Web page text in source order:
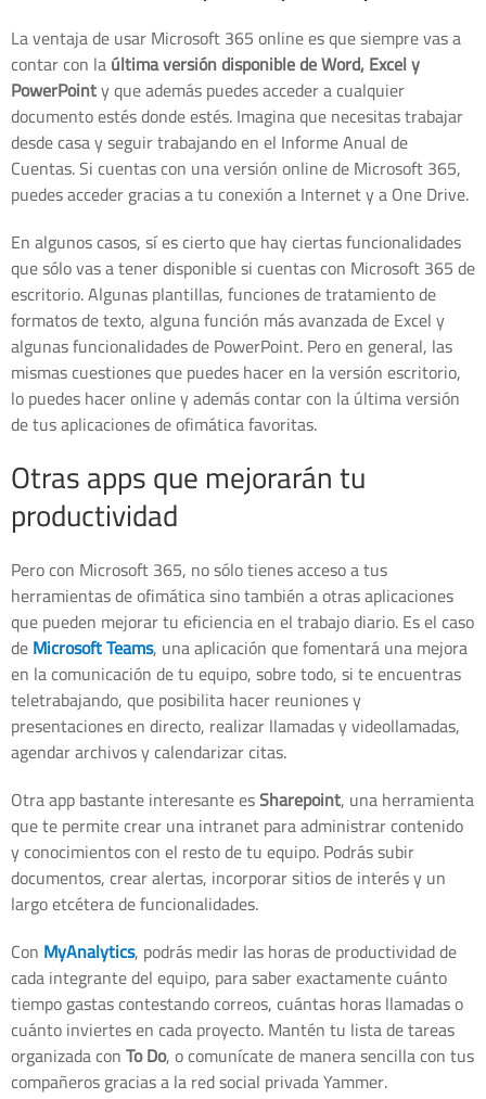
La ventaja de usar Microsoft 365 online es que siempre vas a
contar con laúltima versión disponible de Word, Excel y
PowerPointy que además puedes acceder a cualquier
documento estés donde estés. Imagina que necesitas trabajar
desde casa y seguir trabajando en el Informe Anual de
Cuentas. Si cuentas con una versión online de Microsoft 365,
puedes acceder gracias a tu conexión a Internet y a One Drive.
En algunos casos, sí es cierto que hay ciertas funcionalidades
que sólo vas a tener disponible si cuentas con Microsoft 365 de
escritorio. Algunas plantillas, funciones de tratamiento de
formatos de texto, alguna función más avanzada de Excel y
algunas funcionalidades de PowerPoint. Pero en general, las
mismas cuestiones que puedes hacer en la versión escritorio,
lo puedes hacer online y además contar con la última versión
de tus aplicaciones de ofimática favoritas.
Otras apps que mejorarán tu
productividad
Pero con Microsoft 365, no sólo tienes acceso a tus
herramientas de ofimática sino también a otras aplicaciones
que pueden mejorar tu eficiencia en el trabajo diario. Es el caso
deMicrosoft Teams, una aplicación que fomentará una mejora
en la comunicación de tu equipo, sobre todo, si te encuentras
teletrabajando, que posibilita hacer reuniones y
presentaciones en directo, realizar llamadas y videollamadas,
agendar archivos y calendarizar citas.
Otra app bastante interesante esSharepoint, una herramienta
que te permite crear una intranet para administrar contenido
y conocimientos con el resto de tu equipo. Podrás subir
documentos, crear alertas, incorporar sitios de interés y un
largo etcétera de funcionalidades.
Con MyAnalytics, podrás medir las horas de productividad de
cada integrante del equipo, para saber exactamente cuánto
tiempo gastas contestando correos, cuántas horas llamadas o
cuánto inviertes en cada proyecto. Mantén tu lista de tareas
organizada conTo Do, o comunícate de manera sencilla con tus
compañeros gracias a la red social privada Yammer.